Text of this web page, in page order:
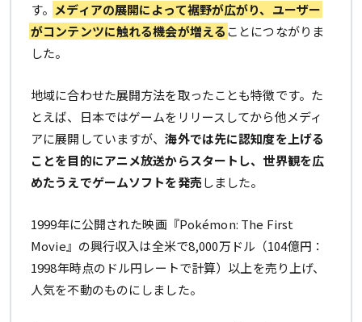
す。 メディアの展開によって裾野が広がり、ユーザー
がコンテンツに触れる機会が増えることにつながりま
した。
地域に合わせた展開方法を取ったことも特徴です。た
とえば、日本ではゲームをリリースしてから他メディ
アに展開していますが、海外では先に認知度を上げる
ことを目的にアニメ放送からスタートし、世界観を広
めたうえでゲームソフトを発売しました。
1999年に公開された映画『Pokémon: The First
Movie』の興行収入は全米で8,000万ドル（104億円：
1998年時点のドル円レートで計算）以上を売り上げ、
人気を不動のものにしました。